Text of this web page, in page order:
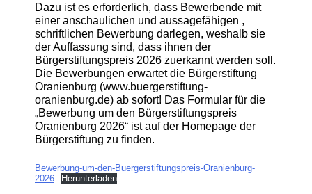
Dazu ist es erforderlich, dass Bewerbende mit
einer anschaulichen und aussagefähigen ,
schriftlichen Bewerbung darlegen, weshalb sie
der Auffassung sind, dass ihnen der
Bürgerstiftungspreis 2026 zuerkannt werden soll.
Die Bewerbungen erwartet die Bürgerstiftung
Oranienburg (www.buergerstiftung-
oranienburg.de) ab sofort! Das Formular für die
„Bewerbung um den Bürgerstiftungspreis
Oranienburg 2026“ ist auf der Homepage der
Bürgerstiftung zu finden.
Bewerbung-um-den-Buergerstiftungspreis-Oranienburg-
2026
Herunterladen